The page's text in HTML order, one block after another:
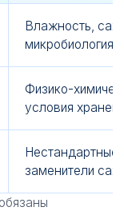
Влажность,
микробиология
Физико-
условия
Нестандартные
заменители